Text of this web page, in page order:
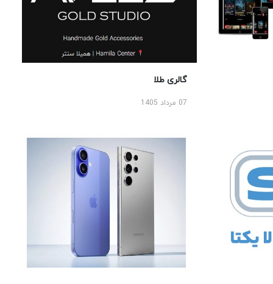
گالری طلا
07 مرداد 1405